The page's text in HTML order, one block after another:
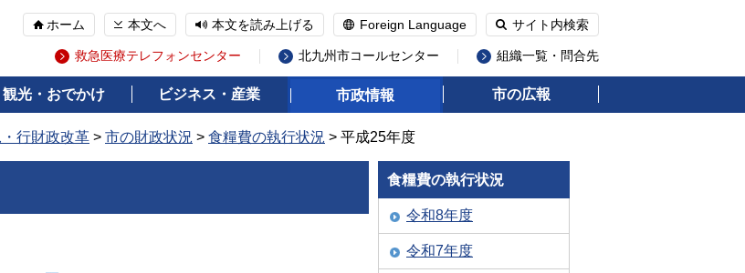
ホーム 本文へ 本文を読み上げる Foreign Language サイト内検索
救急医療テレフォンセンター 北九州市コールセンター 組織一覧・問合先
観光・おでかけ ビジネス・産業 市政情報 市の広報
行財政改革 > 市の財政状況 > 食糧費の執行状況 > 平成25年度
食糧費の執行状況
令和8年度
令和7年度